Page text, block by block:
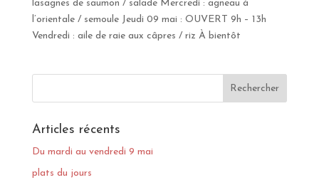
lasagnes de saumon / salade Mercredi : agneau à
l’orientale / semoule Jeudi 09 mai : OUVERT 9h – 13h
Vendredi : aile de raie aux câpres / riz À bientôt
Articles récents
Du mardi au vendredi 9 mai
plats du jours